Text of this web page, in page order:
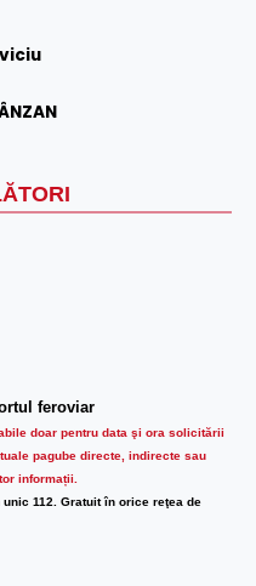
feroviar
doar pentru data şi ora solicitării
pagube directe, indirecte sau
informații.
112. Gratuit în orice reţea de